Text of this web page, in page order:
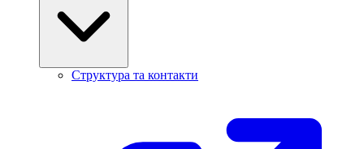
Структура та контакти